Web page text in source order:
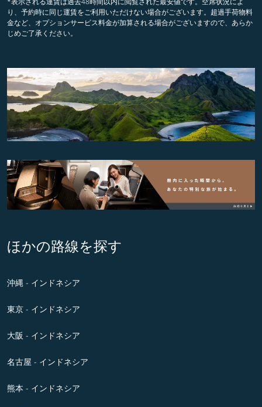
り、予約時に同じ運賃をご利用いただけない場合がございます。超過手荷物料
金など、オプションサービス料金が加算される場合がございますので、あらか
じめご了承ください。
ほかの路線を探す
沖縄 - インドネシア
東京 - インドネシア
大阪 - インドネシア
名古屋 - インドネシア
熊本 - インドネシア